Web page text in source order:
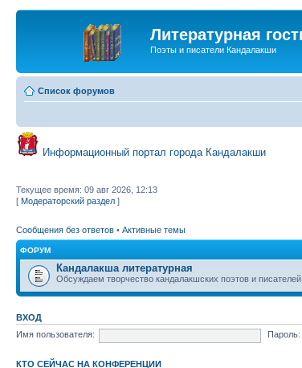
Литературная
Поэты и писатели Кандалакши
Список форумов
Информационный портал города Кандалакши
Текущее время: 09 авг 2026, 12:13
[ Модераторский раздел ]
Сообщения без ответов • Активные темы
ФОРУМ
Кандалакша литературная
Обсуждаем творчество кандалакшских поэтов и писателей
ВХОД
Имя пользователя:
Пароль:
КТО СЕЙЧАС НА КОНФЕРЕНЦИИ